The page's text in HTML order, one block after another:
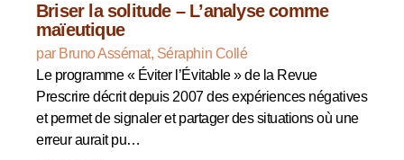
Briser la solitude – L’analyse comme
maïeutique
par Bruno Assémat, Séraphin Collé
Le programme « Éviter l’Évitable » de la Revue
Prescrire décrit depuis 2007 des expériences négatives
et permet de signaler et partager des situations où une
erreur aurait pu…